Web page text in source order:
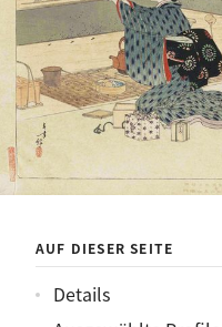
AUF DIESER SEITE
Details